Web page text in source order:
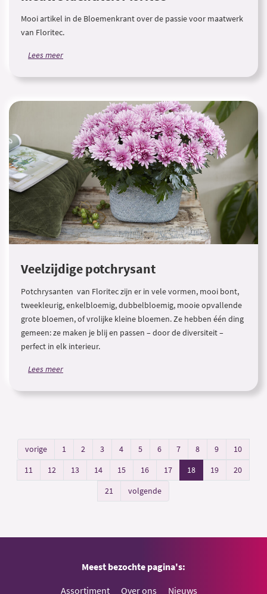
Mooi artikel in de Bloemenkrant over de passie voor maatwerk
van Floritec.
Lees meer
Veelzijdige potchrysant
Potchrysanten van Floritec zijn er in vele vormen, mooi bont,
tweekleurig, enkelbloemig, dubbelbloemig, mooie opvallende
grote bloemen, of vrolijke kleine bloemen. Ze hebben één ding
gemeen: ze maken je blij en passen – door de diversiteit –
perfect in elk interieur.
Lees meer
vorige 1 2 3 4 5 6 7 8 9
10
11
12 13 14 15 16 17 18 19
20
21
volgende
Meest bezochte pagina's:
Assortiment Over ons
Nieuws